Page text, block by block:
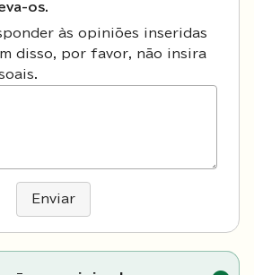
os.
às opiniões inseridas
disso, por favor, não insira
Enviar